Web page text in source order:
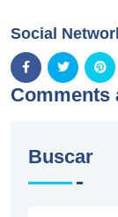
Social
Comments
Buscar